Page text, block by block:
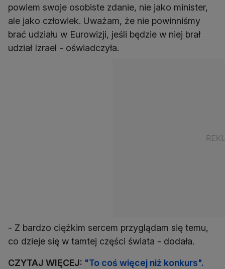
powiem swoje osobiste zdanie, nie jako minister,
ale jako człowiek. Uważam, że nie powinniśmy
brać udziału w Eurowizji, jeśli będzie w niej brał
udział Izrael - oświadczyła.
- Z bardzo ciężkim sercem przyglądam się temu,
co dzieje się w tamtej części świata - dodała.
CZYTAJ WIĘCEJ: "To coś więcej niż konkurs".